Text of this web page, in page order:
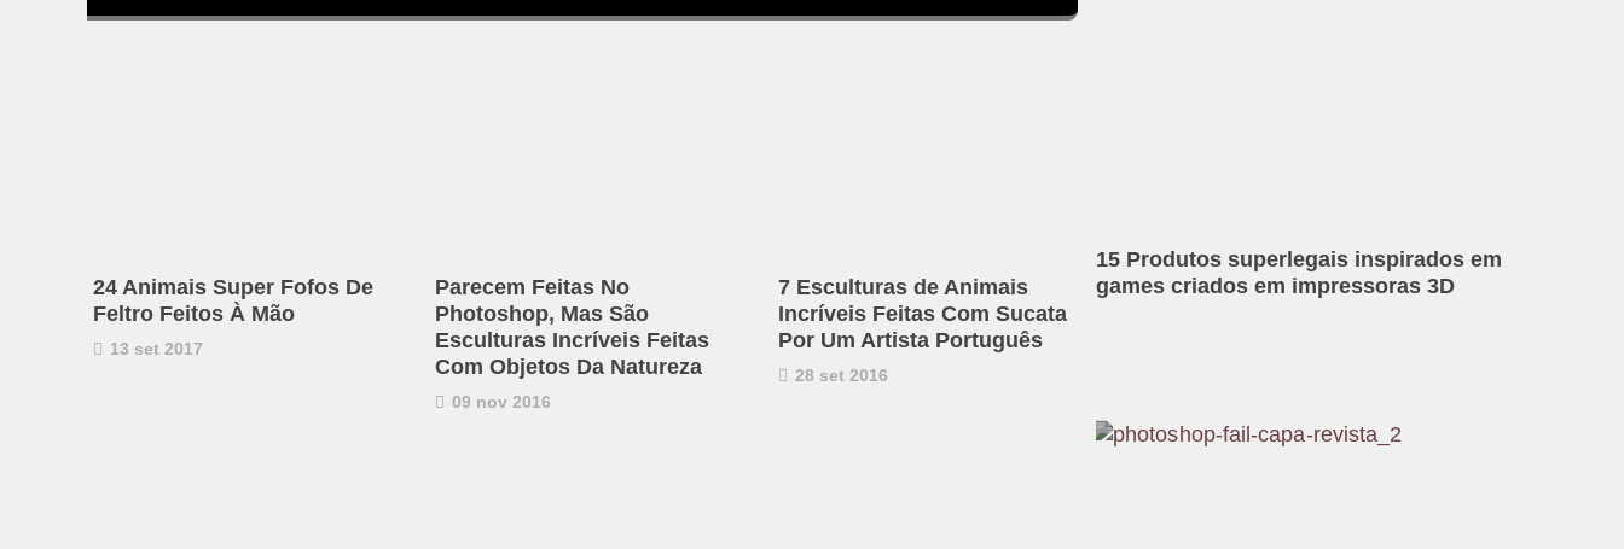
24 Animais Super Fofos De
Feltro Feitos À Mão
13 set 2017
Parecem Feitas No
Photoshop, Mas São
Esculturas Incríveis Feitas
Com Objetos Da Natureza
09 nov 2016
7 Esculturas de Animais
Incríveis Feitas Com Sucata
Por Um Artista Português
28 set 2016
15 Produtos superlegais inspirados em
games criados em impressoras 3D